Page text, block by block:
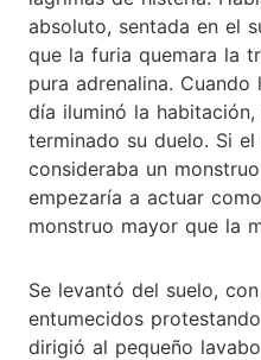
absoluto, sentada en el
que la furia quemara la
pura adrenalina.
día iluminó la
terminado su duelo. Si
consideraba un
empezaría a actuar
monstruo mayor que la
Se levantó del suelo,
entumecidos
dirigió al pequeño